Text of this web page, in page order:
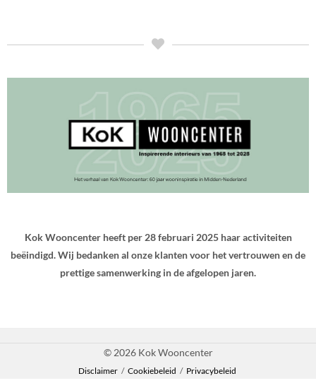
Kok Wooncenter heeft per 28 februari 2025 haar activiteiten
beëindigd. Wij bedanken al onze klanten voor het vertrouwen en de
prettige samenwerking in de afgelopen jaren.
© 2026 Kok Wooncenter
Disclaimer / Cookiebeleid / Privacybeleid